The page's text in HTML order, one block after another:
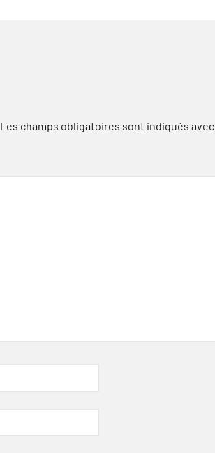
Les champs obligatoires sont indiqués avec